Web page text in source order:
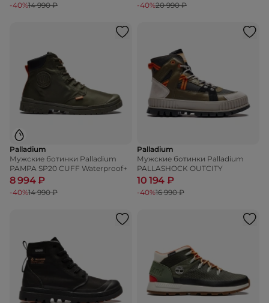
-40%14 990 ₽ -40%20 990 ₽
Palladium
Мужские ботинки Palladium
PAMPA SP20 CUFF Waterproof+
8 994 ₽
-40%14 990 ₽
Palladium
Мужские ботинки Palladium
PALLASHOCK OUTCITY
10 194 ₽
-40%16 990 ₽